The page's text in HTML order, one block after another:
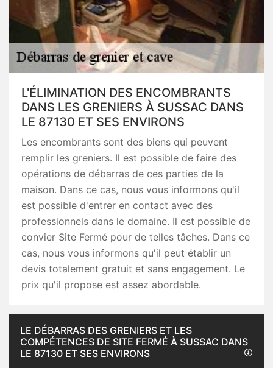
L'ÉLIMINATION DES ENCOMBRANTS
DANS LES GRENIERS À SUSSAC DANS
LE 87130 ET SES ENVIRONS
Les encombrants sont des biens qui peuvent
remplir les greniers. Il est possible de faire des
opérations de débarras de ces parties de la
maison. Dans ce cas, nous vous informons qu'il
est possible d'entrer en contact avec des
professionnels dans le domaine. Il est possible de
convier Site Fermé pour de telles tâches. Dans ce
cas, nous vous informons qu'il peut établir un
devis totalement gratuit et sans engagement. Le
prix qu'il propose est assez abordable.
LE DÉBARRAS DES GRENIERS ET LES
COMPÉTENCES DE SITE FERMÉ À SUSSAC DANS
LE 87130 ET SES ENVIRONS